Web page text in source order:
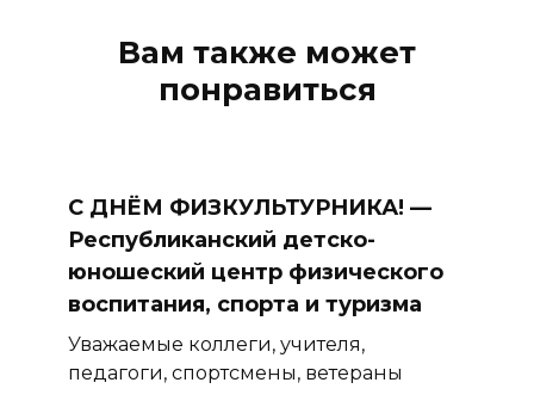
Вам также может
понравиться
С ДНЁМ ФИЗКУЛЬТУРНИКА! —
Республиканский детско-
юношеский центр физического
воспитания, спорта и туризма
Уважаемые коллеги, учителя,
педагоги, спортсмены, ветераны